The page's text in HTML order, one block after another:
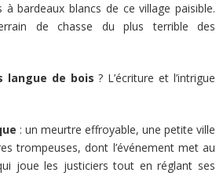
bardeaux blancs de ce village paisible.
de chasse du plus terrible des
langue de bois ? L’écriture et l’intrigue
: un meurtre effroyable, une petite ville
trompeuses, dont l’événement met au
joue les justiciers tout en réglant ses